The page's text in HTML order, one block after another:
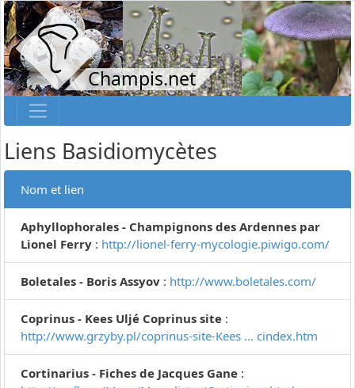
Champis.net
Liens Basidiomycètes
Nom et lien
Aphyllophorales - Champignons des Ardennes par
Lionel Ferry : http://lionel-ferry-mycologie.piwigo.com/
Boletales - Boris Assyov : http://www.boletales.com/
Coprinus - Kees Uljé Coprinus site :
http://www.grzyby.pl/coprinus-site-Kees ... cindex.htm
Cortinarius - Fiches de Jacques Gane :